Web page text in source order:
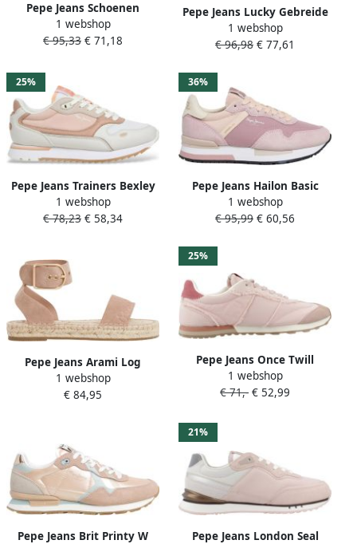
Pepe Jeans Schoenen
Winslow Frisroze
1 webshop
€ 95,33 € 71,18
Pepe Jeans Lucky Gebreide
pantoffels
1 webshop
€ 96,98 € 77,61
25%
Pepe Jeans Trainers Bexley
City
1 webshop
€ 78,23 € 58,34
36%
Pepe Jeans Hailon Basic
Schoenen Roze Vrouw
1 webshop
€ 95,99 € 60,56
Pepe Jeans Arami Log
Sandalen Roze Vrouw
1 webshop
€ 84,95
25%
Pepe Jeans Once Twill
Schoenen Roze Vrouw
1 webshop
€ 71,- € 52,99
Pepe Jeans Brit Printy W
21%
Pepe Jeans London Seal